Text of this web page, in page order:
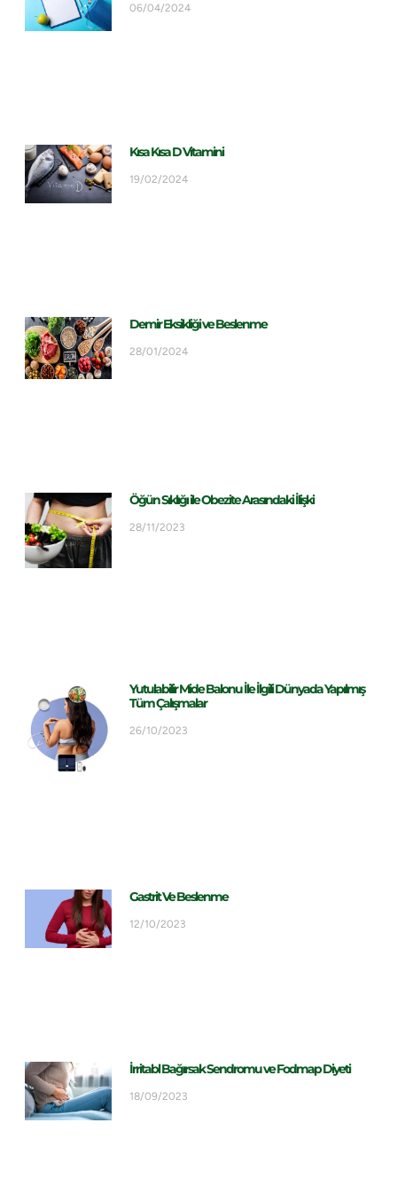
06/04/2024
Kısa Kısa D Vitamini
19/02/2024
Demir Eksikliği ve Beslenme
28/01/2024
Öğün Sıklığı ile Obezite Arasındaki İlişki
28/11/2023
Yutulabilir Mide Balonu İle İlgili Dünyada Yapılmış
Tüm Çalışmalar
26/10/2023
Gastrit Ve Beslenme
12/10/2023
İrritabl Bağırsak Sendromu ve Fodmap Diyeti
18/09/2023